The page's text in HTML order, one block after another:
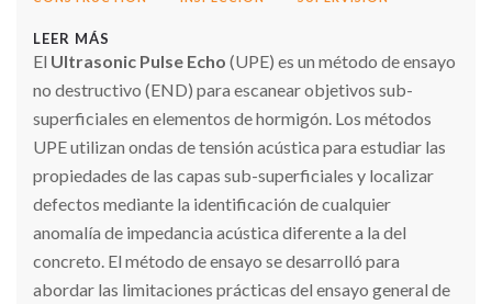
LEER MÁS
El Ultrasonic Pulse Echo (UPE) es un método de ensayo
no destructivo (END) para escanear objetivos sub-
superficiales en elementos de hormigón. Los métodos
UPE utilizan ondas de tensión acústica para estudiar las
propiedades de las capas sub-superficiales y localizar
defectos mediante la identificación de cualquier
anomalía de impedancia acústica diferente a la del
concreto. El método de ensayo se desarrolló para
abordar las limitaciones prácticas del ensayo general de